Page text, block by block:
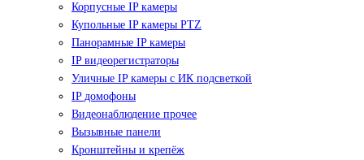
Корпусные IP камеры
Купольные IP камеры PTZ
Панорамные IP камеры
IP видеорегистраторы
Уличные IP камеры с ИК подсветкой
IP домофоны
Видеонаблюдение прочее
Вызывные панели
Кронштейны и крепёж